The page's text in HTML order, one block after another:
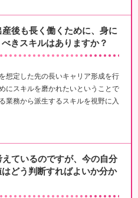
後も長く働くために、身に
きスキルはありますか？
想定した先の長いキャリア形成を行
にスキルを磨かれたいということで
業務から派生するスキルを視野に入
ているのですが、今の自分
どう判断すればよいか分か